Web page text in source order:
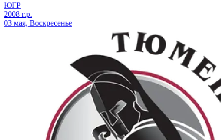
ЮГР
2008 г.р.
03 мая, Воскресенье